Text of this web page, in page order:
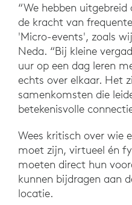
“We hebben
de kracht van
'Micro-events', zoals
Neda. “Bij kleine
uur op een dag leren
echts over elkaar. Het
samenkomsten die
betekenisvolle
Wees kritisch over wie
moet zijn, virtueel én
moeten direct hun
kunnen bijdragen aan
locatie.